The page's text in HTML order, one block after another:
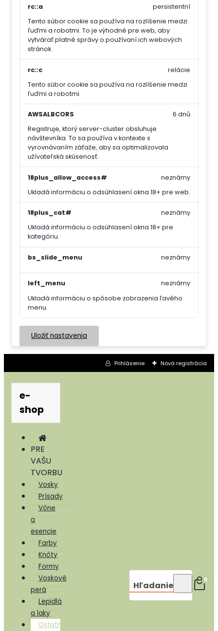
rc::a
Tento súbor cookie sa používa na rozlíšenie medzi
ľuďmi a robotmi. To je výhodné pre web, aby
vytvárať platné správy o používaní ich webových
stránok.
persistentní
rc::c
Tento súbor cookie sa používa na rozlíšenie medzi
ľuďmi a robotmi.
relácie
AWSALBCORS
Registruje, ktorý server-cluster obsluhuje
návštevníka. To sa používa v kontexte s
vyrovnávaním záťaže, aby sa optimalizovala
užívateľská skúsenosť.
6 dnů
18plus_allow_access#
Ukladá informáciu o odsúhlasení okna 18+ pre web.
neznámy
18plus_cat#
Ukladá informáciu o odsúhlasení okna 18+ pre
kategóriu.
neznámy
bs_slide_menu neznámy
left_menu
Ukladá informáciu o spôsobe zobrazenia ľavého
menu.
neznámy
Uložiť nastavenia
Prihlásenie Nová registrácia
e-
shop
PRE
VAŠU
TVORBU
Vosky
Prísady
Vône
a
esencie
Farby
Knôty
Formy
Voskové
perá
Lepidlá
a laky
Ostatné
Hľadanie 0